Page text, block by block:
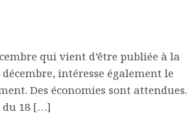
qui vient d’être publiée à la
intéresse également le
Des économies sont attendues.
du 18 […]